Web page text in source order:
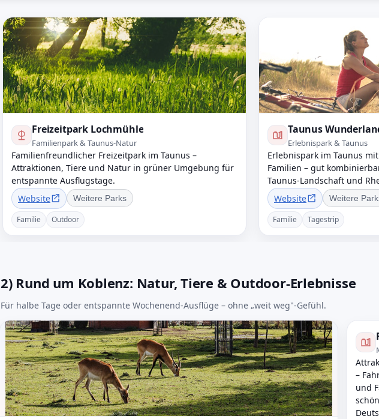
Freizeitpark Lochmühle
Familienpark & Taunus-Natur
Familienfreundlicher Freizeitpark im Taunus –
Attraktionen, Tiere und Natur in grüner Umgebung für
entspannte Ausflugstage.
Website
Weitere Parks
Familie Outdoor
Taunus
Erlebnispark & Taunus
Erlebnispark im Taunus
Familien – gut
Taunus-Landschaft und
Website
Weitere
Familie Tagestrip
2) Rund um Koblenz: Natur, Tiere & Outdoor-Erlebnisse
Für halbe Tage oder entspannte Wochenend-Ausflüge – ohne „weit weg"-Gefühl.
–
und